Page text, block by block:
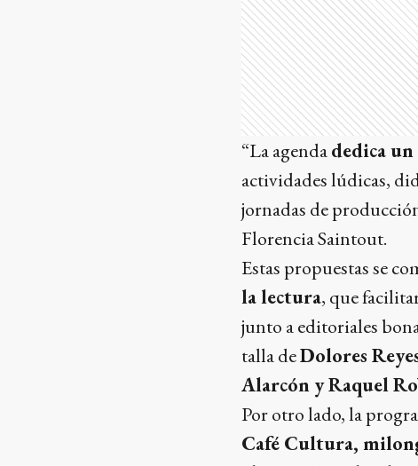
“La agendadedica
actividades lúdicas,
jornadas de
Florencia Saintout.
Estas propuestas se
la lectura, que
junto a editoriales
talla deDolores
Alarcón y Raquel
Por otro lado, la
Café Cultura,